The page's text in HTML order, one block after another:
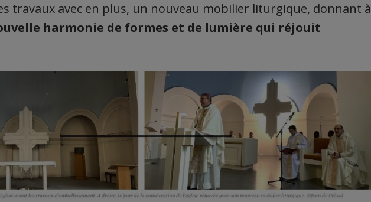
travaux avec en plus, un nouveau mobilier liturgique, donnant à
harmonie de formes et de lumière qui réjouit